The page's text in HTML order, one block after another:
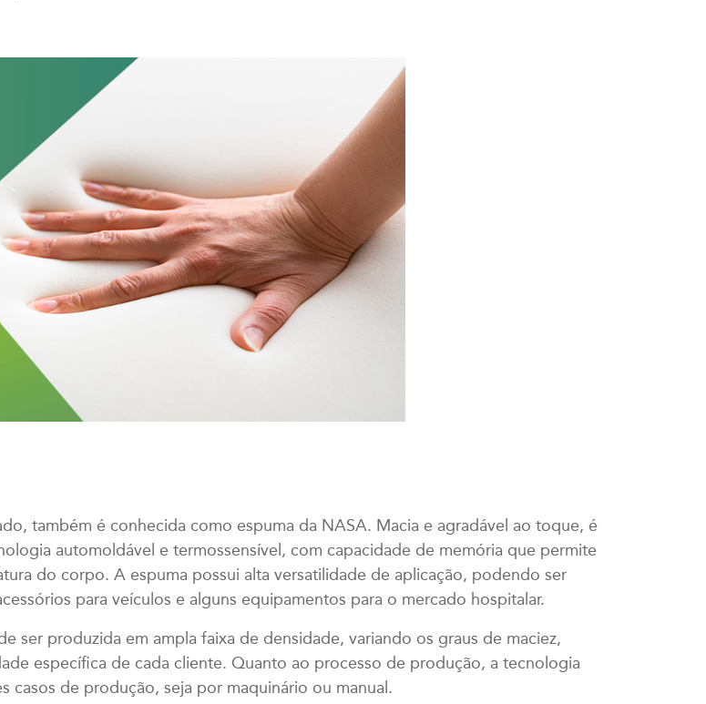
também é conhecida como espuma da NASA. Macia e agradável ao toque, é
automoldável e termossensível, com capacidade de memória que permite
do corpo. A espuma possui alta versatilidade de aplicação, podendo ser
para veículos e alguns equipamentos para o mercado hospitalar.
ser produzida em ampla faixa de densidade, variando os graus de maciez,
específica de cada cliente. Quanto ao processo de produção, a tecnologia
casos de produção, seja por maquinário ou manual.